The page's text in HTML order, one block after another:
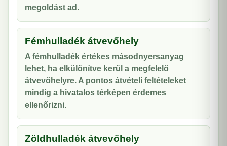
megoldást ad.
Fémhulladék átvevőhely
A fémhulladék értékes másodnyersanyag
lehet, ha elkülönítve kerül a megfelelő
átvevőhelyre. A pontos átvételi feltételeket
mindig a hivatalos térképen érdemes
ellenőrizni.
Zöldhulladék átvevőhely